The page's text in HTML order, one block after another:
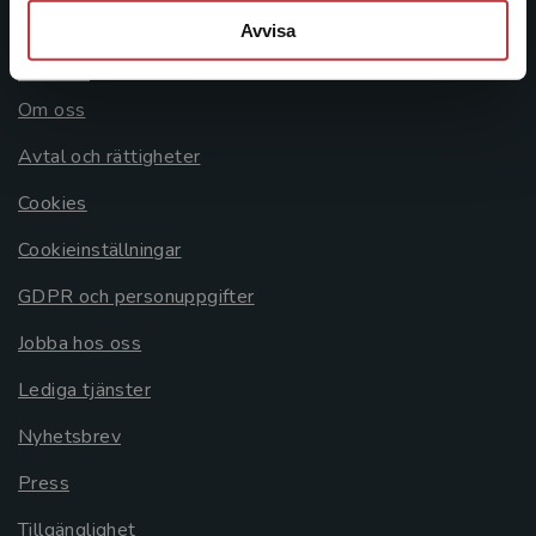
Avvisa
Allmänna länkar
Om oss
Avtal och rättigheter
Cookies
Cookieinställningar
GDPR och personuppgifter
Jobba hos oss
Lediga tjänster
Nyhetsbrev
Press
Tillgänglighet